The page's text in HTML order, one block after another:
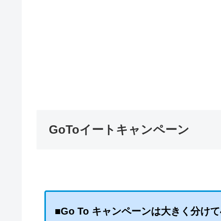
GoToイートキャンペーン
■Go To キャンペーンは大きく分け